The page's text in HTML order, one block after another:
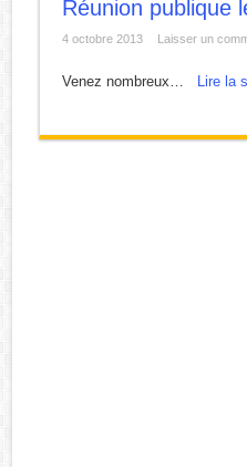
Réunion publique
4 octobre 2013 Laisser un
Venez nombreux… Lire la